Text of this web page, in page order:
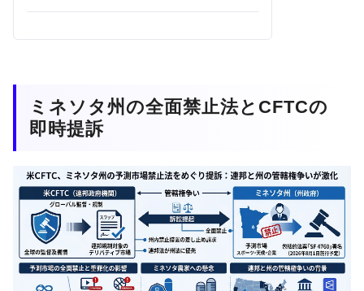
ミネソタ州の全面禁止法とCFTCの
即時提訴